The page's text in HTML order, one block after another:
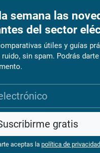
semana las
del sector
útiles y guías
sin spam. Podrás
gratis
aceptas la política de privacidad